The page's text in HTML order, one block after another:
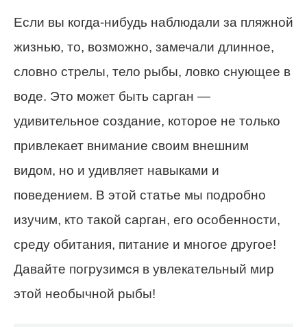
Если вы когда-нибудь наблюдали за пляжной
жизнью, то, возможно, замечали длинное,
словно стрелы, тело рыбы, ловко снующее в
воде. Это может быть сарган —
удивительное создание, которое не только
привлекает внимание своим внешним
видом, но и удивляет навыками и
поведением. В этой статье мы подробно
изучим, кто такой сарган, его особенности,
среду обитания, питание и многое другое!
Давайте погрузимся в увлекательный мир
этой необычной рыбы!